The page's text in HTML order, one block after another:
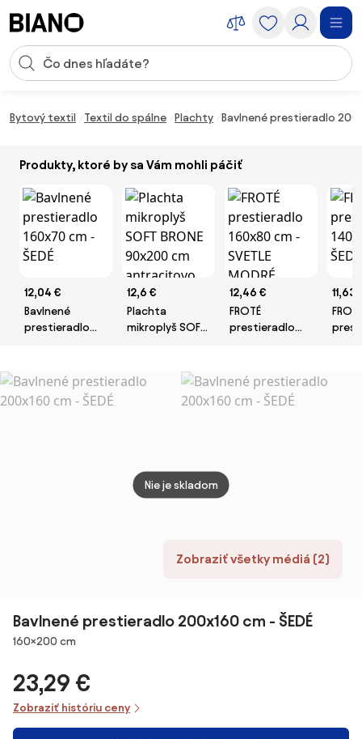
Vstup pre vyhľadávanie
Bytový textil Textil do spálne Plachty Bavlnené prestieradlo
Produkty, ktoré by sa Vám mohli páčiť
12,04 €
Bavlnené
prestieradlo
12,6 €
Plachta
mikroplyš SOFT
sivá
12,46 €
FROTÉ
prestieradlo
11,63
Zobraziť všetky médiá (2)
Nie je skladom
Bavlnené prestieradlo 200x160 cm - ŠEDÉ
Rozmery
160×200 cm
23,29 €
Zobraziť históriu ceny